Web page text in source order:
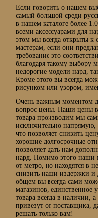
Если говорить о нашем
самый большой среди
в нашем каталоге более
всеми аксессуарами для
этом мы всегда открыты к
мастерам, если они
требование это
благодаря такому выбору
недорогие модели нард,
Кроме этого вы всегда
рисунком или узором,
Очень важным моментом
вопрос цены. Наши цены
товара производим мы
исключительно напрямую,
что позволяет снизить
хорошие долгосрочные
позволяет дать нам
нард. Помимо этого наши
от метро, но находятся в
снизить наши издержки
общем вы всегда сами
магазинов, единственное
товара всегда в наличии,
привезут от поставщика,
решать только вам!